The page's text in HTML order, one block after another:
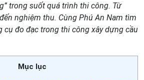
trong suốt quá trình thi công. Từ
nghiệm thu. Cùng Phú An Nam tìm
cụ đo đạc trong thi công xây dựng cầu
Mục lục